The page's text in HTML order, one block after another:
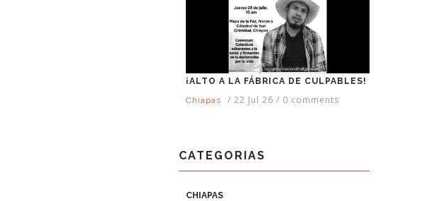
¡ALTO A LA FÁBRICA DE CULPABLES!
Chiapas
/ 22 Jul 26 / 0 comments
CATEGORIAS
CHIAPAS